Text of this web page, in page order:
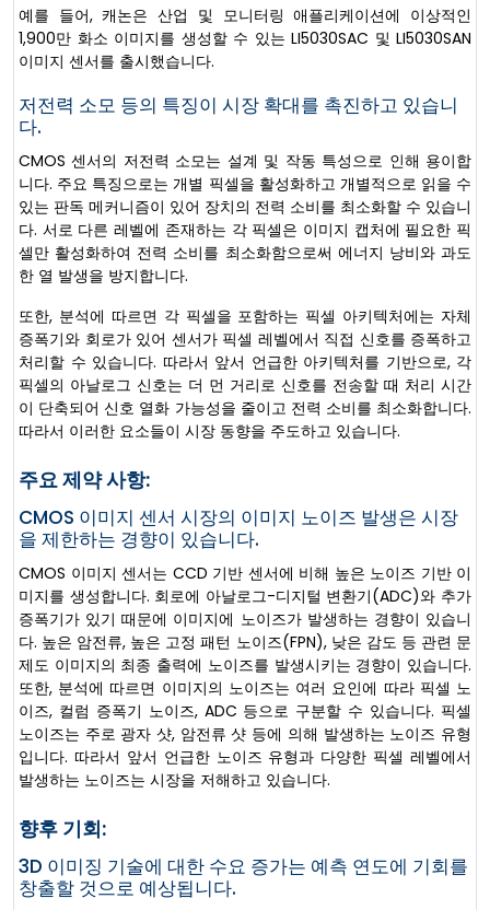
예를 들어, 캐논은 산업 및 모니터링 애플리케이션에 이상적인
1,900만 화소 이미지를 생성할 수 있는 LI5030SAC 및 LI5030SAN
이미지 센서를 출시했습니다.
저전력 소모 등의 특징이 시장 확대를 촉진하고 있습니
다.
CMOS 센서의 저전력 소모는 설계 및 작동 특성으로 인해 용이합
니다. 주요 특징으로는 개별 픽셀을 활성화하고 개별적으로 읽을 수
있는 판독 메커니즘이 있어 장치의 전력 소비를 최소화할 수 있습니
다. 서로 다른 레벨에 존재하는 각 픽셀은 이미지 캡처에 필요한 픽
셀만 활성화하여 전력 소비를 최소화함으로써 에너지 낭비와 과도
한 열 발생을 방지합니다.
또한, 분석에 따르면 각 픽셀을 포함하는 픽셀 아키텍처에는 자체
증폭기와 회로가 있어 센서가 픽셀 레벨에서 직접 신호를 증폭하고
처리할 수 있습니다. 따라서 앞서 언급한 아키텍처를 기반으로, 각
픽셀의 아날로그 신호는 더 먼 거리로 신호를 전송할 때 처리 시간
이 단축되어 신호 열화 가능성을 줄이고 전력 소비를 최소화합니다.
따라서 이러한 요소들이 시장 동향을 주도하고 있습니다.
주요 제약 사항:
CMOS 이미지 센서 시장의 이미지 노이즈 발생은 시장
을 제한하는 경향이 있습니다.
CMOS 이미지 센서는 CCD 기반 센서에 비해 높은 노이즈 기반 이
미지를 생성합니다. 회로에 아날로그-디지털 변환기(ADC)와 추가
증폭기가 있기 때문에 이미지에 노이즈가 발생하는 경향이 있습니
다. 높은 암전류, 높은 고정 패턴 노이즈(FPN), 낮은 감도 등 관련 문
제도 이미지의 최종 출력에 노이즈를 발생시키는 경향이 있습니다.
또한, 분석에 따르면 이미지의 노이즈는 여러 요인에 따라 픽셀 노
이즈, 컬럼 증폭기 노이즈, ADC 등으로 구분할 수 있습니다. 픽셀
노이즈는 주로 광자 샷, 암전류 샷 등에 의해 발생하는 노이즈 유형
입니다. 따라서 앞서 언급한 노이즈 유형과 다양한 픽셀 레벨에서
발생하는 노이즈는 시장을 저해하고 있습니다.
향후 기회:
3D 이미징 기술에 대한 수요 증가는 예측 연도에 기회를
창출할 것으로 예상됩니다.